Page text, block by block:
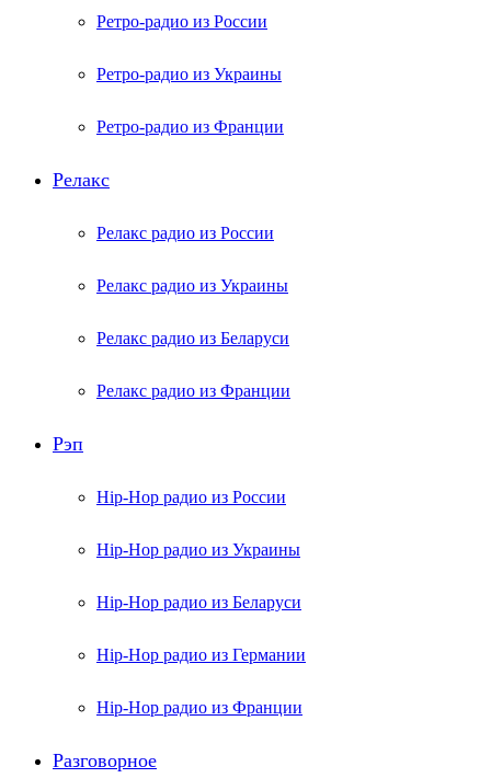
Ретро-радио из России
Ретро-радио из Украины
Ретро-радио из Франции
Релакс
Релакс радио из России
Релакс радио из Украины
Релакс радио из Беларуси
Релакс радио из Франции
Рэп
Hip-Hop радио из России
Hip-Hop радио из Украины
Hip-Hop радио из Беларуси
Hip-Hop радио из Германии
Hip-Hop радио из Франции
Разговорное